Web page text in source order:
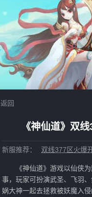
返回
《神仙道》双
新服推荐： 双线377区火爆
《神仙道》游戏以仙侠
事，玩家可扮演武圣、飞羽
娲大神一起去拯救被妖魔入